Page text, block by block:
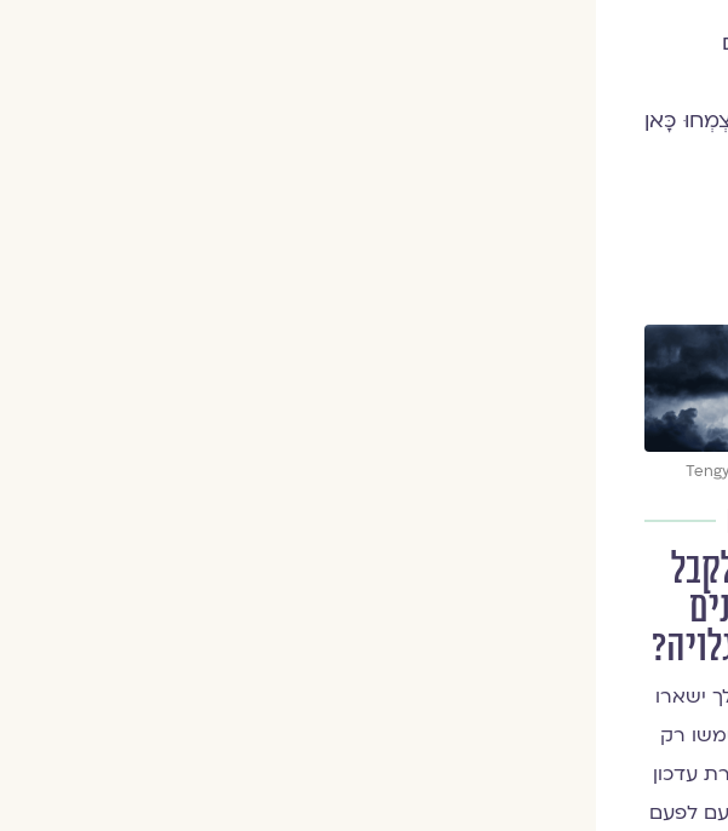
כָּאן
ישארו
רק
עדכון
לפעם